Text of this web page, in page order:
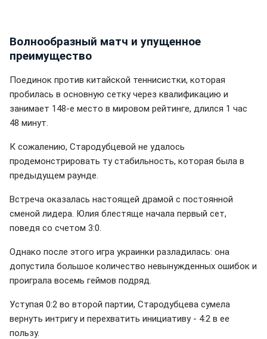
Волнообразный матч и упущенное
преимущество
Поединок против китайской теннисистки, которая
пробилась в основную сетку через квалификацию и
занимает 148-е место в мировом рейтинге, длился 1 час
48 минут.
К сожалению, Стародубцевой не удалось
продемонстрировать ту стабильность, которая была в
предыдущем раунде.
Встреча оказалась настоящей драмой с постоянной
сменой лидера. Юлия блестяще начала первый сет,
поведя со счетом 3:0.
Однако после этого игра украинки разладилась: она
допустила большое количество невынужденных ошибок и
проиграла восемь геймов подряд.
Уступая 0:2 во второй партии, Стародубцева сумела
вернуть интригу и перехватить инициативу - 4:2 в ее
пользу.